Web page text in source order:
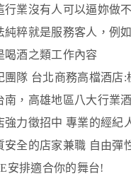
行業沒有人可以逼妳做
純粹就是服務客人，例
喝酒之類工作內容
團隊 台北商務高檔酒店:
南，高雄地區八大行業酒
強力徵招中 專業的經紀
安全的店家兼職 自由彈
安排適合你的舞台!